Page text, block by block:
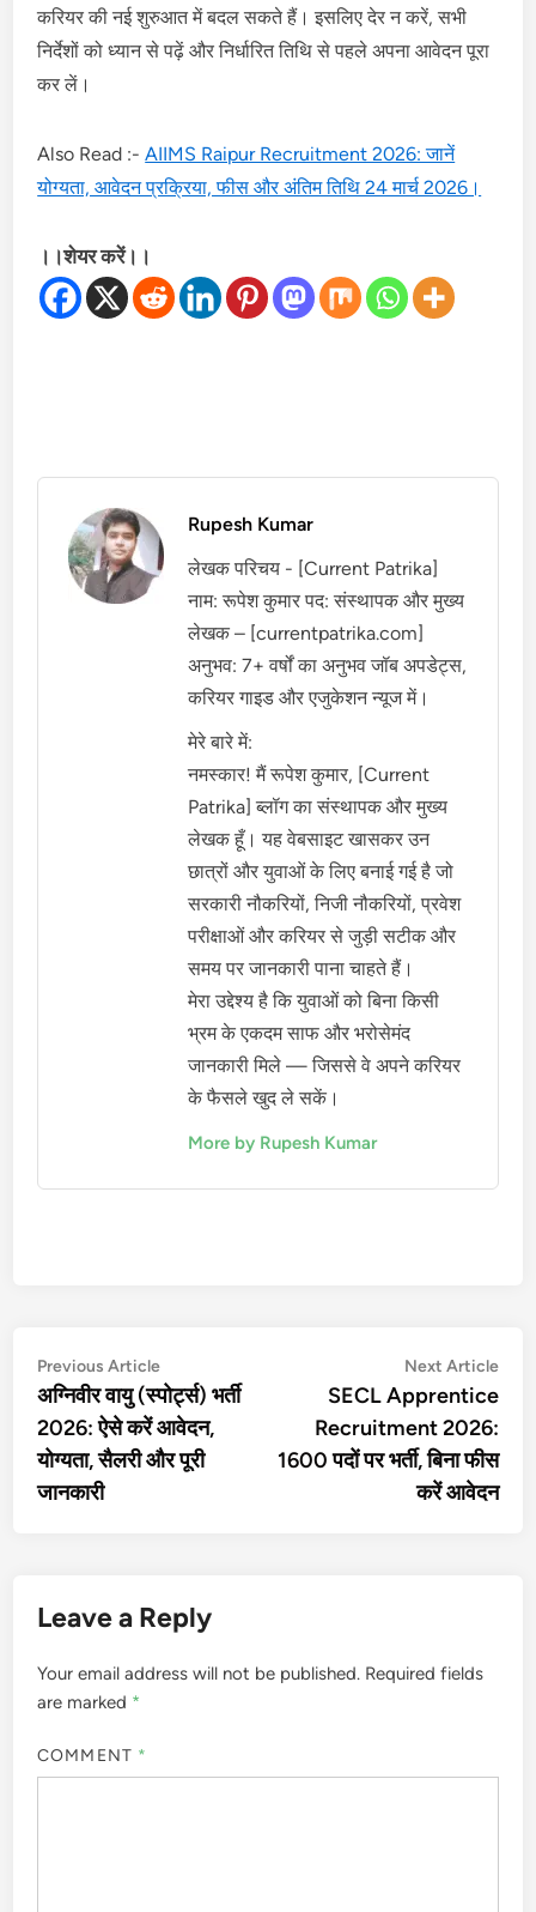
करियर की नई शुरुआत में बदल सकते हैं। इसलिए देर न करें, सभी
निर्देशों को ध्यान से पढ़ें और निर्धारित तिथि से पहले अपना आवेदन पूरा
कर लें।
Also Read :-AIIMS Raipur Recruitment 2026: जानें
योग्यता, आवेदन प्रक्रिया, फीस और अंतिम तिथि 24 मार्च 2026।
।।शेयर करें।।
Rupesh Kumar
लेखक परिचय - [Current Patrika]
नाम: रूपेश कुमार पद: संस्थापक और मुख्य
लेखक – [currentpatrika.com]
अनुभव: 7+ वर्षों का अनुभव जॉब अपडेट्स,
करियर गाइड और एजुकेशन न्यूज में।
मेरे बारे में:
नमस्कार! मैं रूपेश कुमार, [Current
Patrika] ब्लॉग का संस्थापक और मुख्य
लेखक हूँ। यह वेबसाइट खासकर उन
छात्रों और युवाओं के लिए बनाई गई है जो
सरकारी नौकरियों, निजी नौकरियों, प्रवेश
परीक्षाओं और करियर से जुड़ी सटीक और
समय पर जानकारी पाना चाहते हैं।
मेरा उद्देश्य है कि युवाओं को बिना किसी
भ्रम के एकदम साफ और भरोसेमंद
जानकारी मिले — जिससे वे अपने करियर
के फैसले खुद ले सकें।
More by Rupesh Kumar
Post
navigation
Previous ArticlePrevious
article:
अग्निवीर वायु (स्पोर्ट्स) भर्ती
2026: ऐसे करें आवेदन,
योग्यता, सैलरी और पूरी
जानकारी
Next Article
SECL Apprentice
Recruitment 2026:
1600 पदों पर भर्ती, बिना फीस
करें आवेदन
Leave a Reply
Your email address will not be published. Required fields
are marked *
COMMENT *